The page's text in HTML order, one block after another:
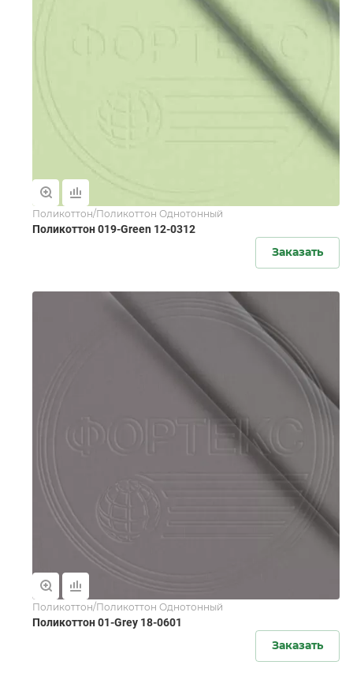
Поликоттон/Поликоттон Однотонный
Поликоттон 019-Green 12-0312
Заказать
Поликоттон/Поликоттон Однотонный
Поликоттон 01-Grey 18-0601
Заказать